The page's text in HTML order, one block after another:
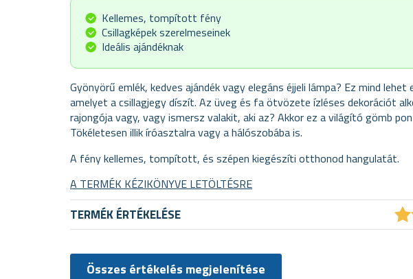
Kellemes, tompított fény
Csillagképek szerelmeseinek
Ideális ajándéknak
Gyönyörű emlék, kedves ajándék vagy elegáns éjjeli lámpa? Ez mind
amelyet a csillagjegy díszít. Az üveg és fa ötvözete ízléses dekorációt
rajongója vagy, vagy ismersz valakit, aki az? Akkor ez a világító gömb
Tökéletesen illik íróasztalra vagy a hálószobába is.
A fény kellemes, tompított, és szépen kiegészíti otthonod hangulatát.
A TERMÉK KÉZIKÖNYVE LETÖLTÉSRE
TERMÉK ÉRTÉKELÉSE ★
★
Összes értékelés megjelenítése